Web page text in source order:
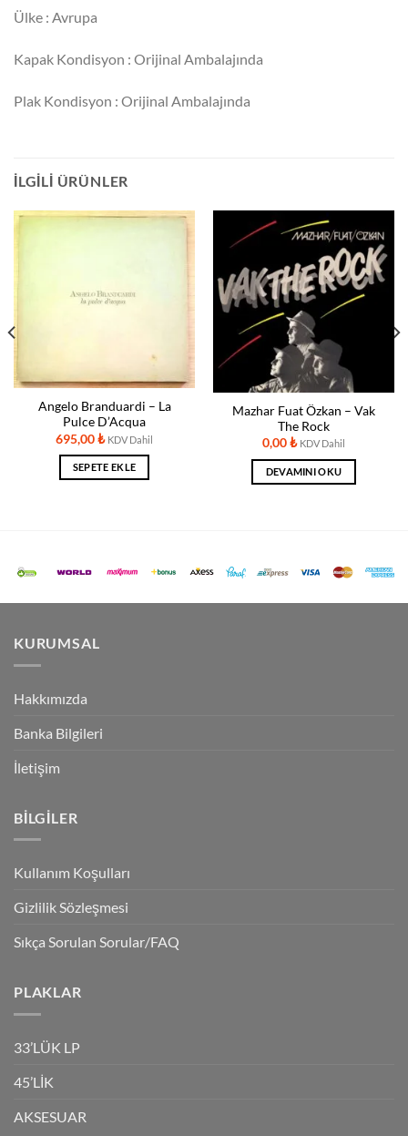
Ülke : Avrupa
Kapak Kondisyon : Orijinal Ambalajında
Plak Kondisyon : Orijinal Ambalajında
İLGILI ÜRÜNLER
Angelo Branduardi ‎– La
Pulce D’Acqua
695,00₺ KDV Dahil
SEPETE EKLE
Mazhar Fuat Özkan – Vak
The Rock
0,00₺ KDV Dahil
DEVAMINI OKU
KURUMSAL
Hakkımızda
Banka Bilgileri
İletişim
BILGILER
Kullanım Koşulları
Gizlilik Sözleşmesi
Sıkça Sorulan Sorular/FAQ
PLAKLAR
33’LÜK LP
45’LİK
AKSESUAR